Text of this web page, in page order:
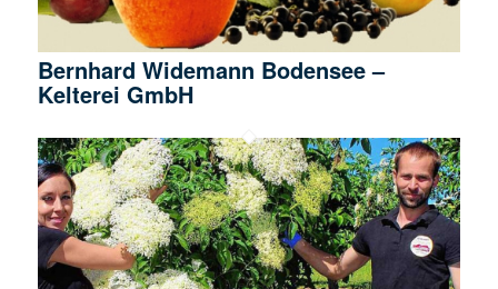
Bernhard Widemann Bodensee –
Kelterei GmbH